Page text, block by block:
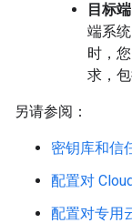
目标
端系
时，
求，
另请参阅：
密钥库和信
配置对
配置对专用